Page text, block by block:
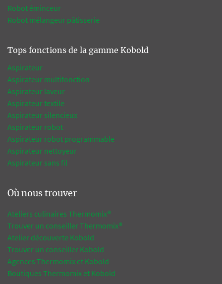
Robot éminceur
Robot mélangeur pâtisserie
Tops fonctions de la gamme Kobold
Aspirateur
Aspirateur multifonction
Aspirateur laveur
Aspirateur textile
Aspirateur silencieux
Aspirateur robot
Aspirateur robot programmable
Aspirateur nettoyeur
Aspirateur sans fil
Où nous trouver
Ateliers culinaires Thermomix®
Trouver un conseiller Thermomix®
Atelier découverte Kobold
Trouver un conseiller Kobold
Agences Thermomix et Kobold
Boutiques Thermomix et Kobold